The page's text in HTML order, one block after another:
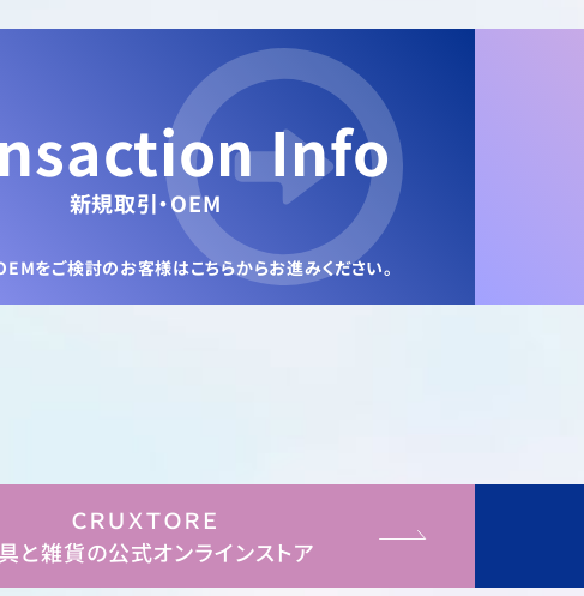
Info
新規取引・OEM
をご検討のお客様はこちらからお進みください。
ＣＲＵＸＴＯＲＥ
と雑貨の公式オンラインストア